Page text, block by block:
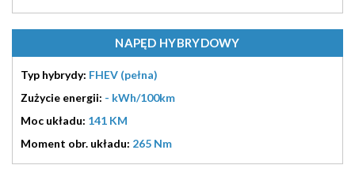
NAPĘD HYBRYDOWY
Typ hybrydy: FHEV (pełna)
Zużycie energii: - kWh/100km
Moc układu: 141 KM
Moment obr. układu: 265 Nm